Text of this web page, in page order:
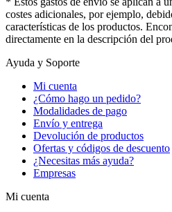
costes adicionales, por ejemplo,
características de los productos.
directamente en la descripción del
Ayuda y Soporte
Mi cuenta
¿Cómo hago un pedido?
Modalidades de pago
Envío y entrega
Devolución de productos
Ofertas y códigos de descuento
¿Necesitas más ayuda?
Empresas
Mi cuenta